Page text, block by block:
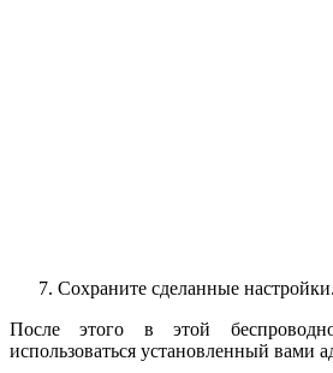
Сохраните сделанные настройки.
После этого в этой
использоваться установленный вами